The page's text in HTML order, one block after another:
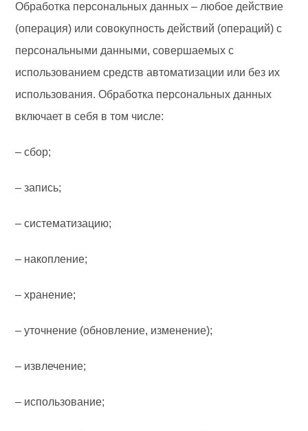
Обработка персональных данных – любое действие
(операция) или совокупность действий (операций) с
персональными данными, совершаемых с
использованием средств автоматизации или без их
использования. Обработка персональных данных
включает в себя в том числе:
– сбор;
– запись;
– систематизацию;
– накопление;
– хранение;
– уточнение (обновление, изменение);
– извлечение;
– использование;